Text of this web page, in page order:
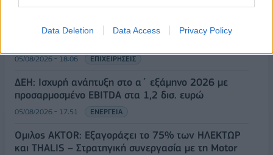
Data Deletion Data Access Privacy Policy
05/08/2026 - 18:27 ΟΙΚΟΝΟΜΙΑ
Είσοδος της γαλλικής Meridiam στην ηλεκτρική
05/08/2026 - 18:06 ΕΠΙΧΕΙΡΗΣΕΙΣ
ΔΕΗ: Ισχυρή ανάπτυξη στο α΄ εξάμηνο 2026 με
προσαρμοσμένο EBITDA στα 1,2 δισ. ευρώ
05/08/2026 - 17:51 ΕΝΕΡΓΕΙΑ
Όμιλος AKTOR: Εξαγοράζει το 75% των ΗΛΕΚΤΩΡ
και THALIS – Στρατηγική συνεργασία με τη Motor